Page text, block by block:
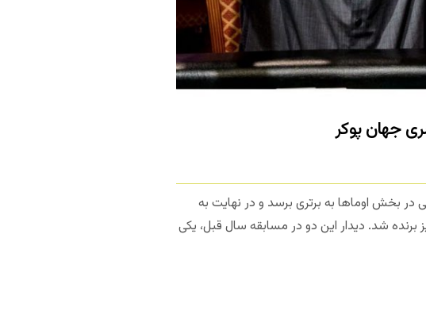
جهان پوکر
در بخش اوماها به برتری برسد و در نهایت به
نیز برنده شد. دیدار این دو در مسابقه سال قبل، یکی